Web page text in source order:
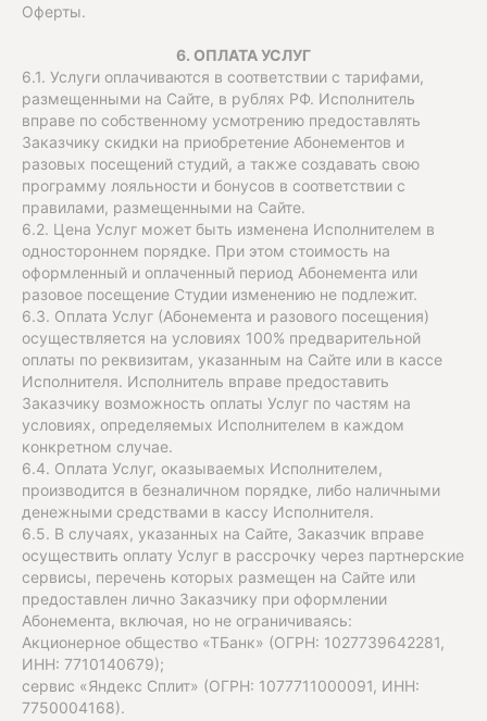
Оферты.
6. ОПЛАТА УСЛУГ
6.1. Услуги оплачиваются в соответствии с тарифами,
размещенными на Сайте, в рублях РФ. Исполнитель
вправе по собственному усмотрению предоставлять
Заказчику скидки на приобретение Абонементов и
разовых посещений студий, а также создавать свою
программу лояльности и бонусов в соответствии с
правилами, размещенными на Сайте.
6.2. Цена Услуг может быть изменена Исполнителем в
одностороннем порядке. При этом стоимость на
оформленный и оплаченный период Абонемента или
разовое посещение Студии изменению не подлежит.
6.3. Оплата Услуг (Абонемента и разового посещения)
осуществляется на условиях 100% предварительной
оплаты по реквизитам, указанным на Сайте или в кассе
Исполнителя. Исполнитель вправе предоставить
Заказчику возможность оплаты Услуг по частям на
условиях, определяемых Исполнителем в каждом
конкретном случае.
6.4. Оплата Услуг, оказываемых Исполнителем,
производится в безналичном порядке, либо наличными
денежными средствами в кассу Исполнителя.
6.5. В случаях, указанных на Сайте, Заказчик вправе
осуществить оплату Услуг в рассрочку через партнерские
сервисы, перечень которых размещен на Сайте или
предоставлен лично Заказчику при оформлении
Абонемента, включая, но не ограничиваясь:
Акционерное общество «ТБанк» (ОГРН: 1027739642281,
ИНН: 7710140679);
сервис «Яндекс Сплит» (ОГРН: 1077711000091, ИНН:
7750004168).